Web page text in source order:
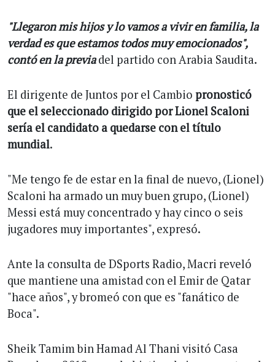
"Llegaron mis hijos y lo vamos a vivir en familia, la
verdad es que estamos todos muy emocionados",
contó en la previadel partido con Arabia Saudita.
El dirigente de Juntos por el Cambio pronosticó
que el seleccionado dirigido por Lionel Scaloni
sería el candidato a quedarse con el título
mundial.
"Me tengo fe de estar en la final de nuevo, (Lionel)
Scaloni ha armado un muy buen grupo, (Lionel)
Messi está muy concentrado y hay cinco o seis
jugadores muy importantes", expresó.
Ante la consulta de DSports Radio, Macri reveló
que mantiene una amistad con el Emir de Qatar
"hace años", y bromeó con que es "fanático de
Boca".
Sheik Tamim bin Hamad Al Thani visitó Casa